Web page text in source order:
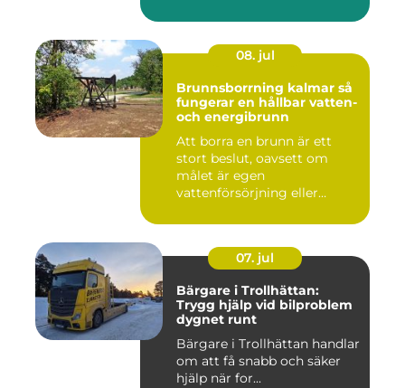
08. jul
Brunnsborrning kalmar så
fungerar en hållbar vatten-
och energibrunn
Att borra en brunn är ett
stort beslut, oavsett om
målet är egen
vattenförsörjning eller
07. jul
Bärgare i Trollhättan:
Trygg hjälp vid bilproblem
dygnet runt
Bärgare i Trollhättan handlar
om att få snabb och säker
hjälp när for...